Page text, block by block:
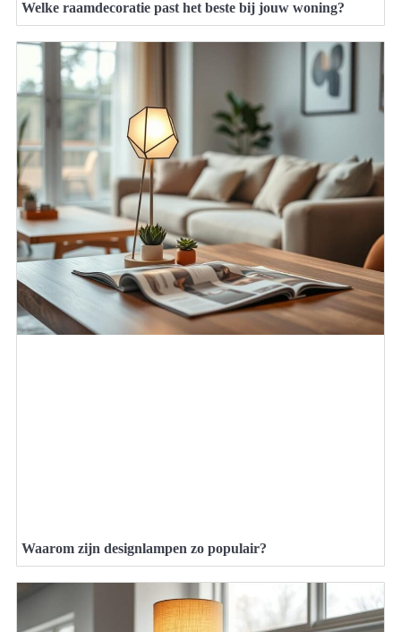
Welke raamdecoratie past het beste bij jouw woning?
Waarom zijn designlampen zo populair?